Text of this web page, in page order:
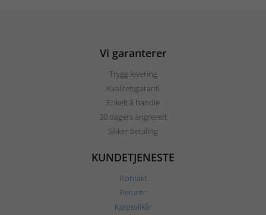
Vi garanterer
Trygg levering
Kvalitetsgaranti
Enkelt å handle
30 dagers angrerett
Sikker betaling
KUNDETJENESTE
Kontakt
Returer
Kjøpsvilkår